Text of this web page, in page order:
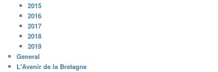
2015
2016
2017
2018
2019
General
L'Avenir de la Bretagne